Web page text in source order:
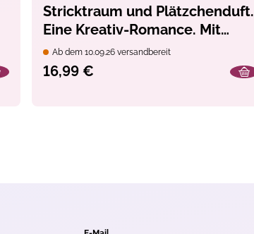
Stricktraum und Plätzchenduft.
Eine Kreativ-Romance. Mit
Muster-Schal-Knit-Along.
Adventskalenderbuch (Band 2)
Ab dem 10.09.26 versandbereit
16,99 €